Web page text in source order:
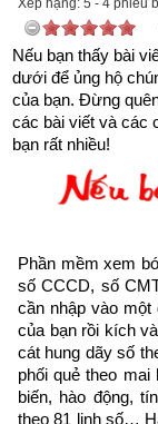
Như vậy chúng
Nếu bạn thấy bài
dưới để ủng hộ
của bạn. Đừng
các bài viết và các
bạn rất nhiều!
Phần mềm xem
số CCCD, số
cần nhập vào
của bạn rồi kích
cát hung dãy số
phối quẻ theo
biến, hào động,
theo 81 linh số…